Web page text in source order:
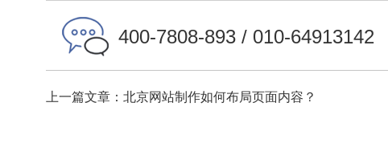
400-7808-893 / 010-64913142
上一篇文章：北京网站制作如何布局页面内容？